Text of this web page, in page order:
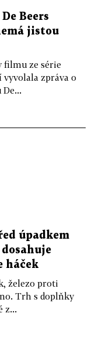
Beers
jistou
filmu ze série
vyvolala zpráva o
úpadkem
háček
železo proti
Trh s doplňky
z...